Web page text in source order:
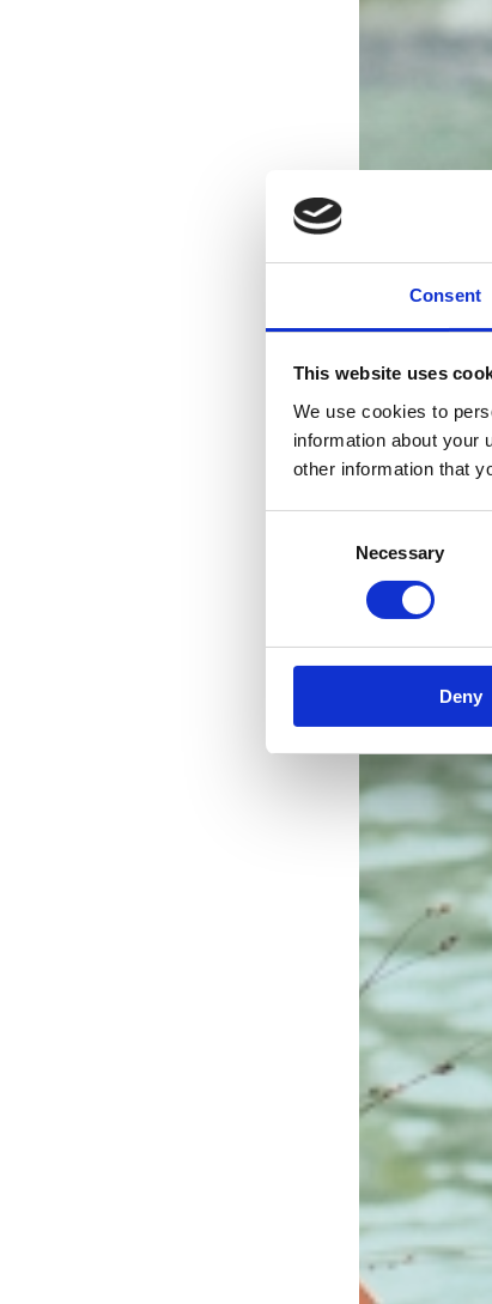
Consent
This website uses
We use cookies to
information about your
other information that
Necessary
Deny